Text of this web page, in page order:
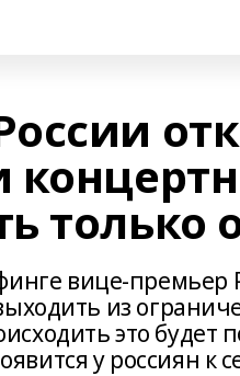
только
вице-
из
это будет
у россиян к